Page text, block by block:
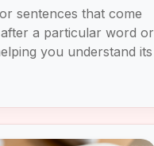
sentences that come
a particular word or
you understand its